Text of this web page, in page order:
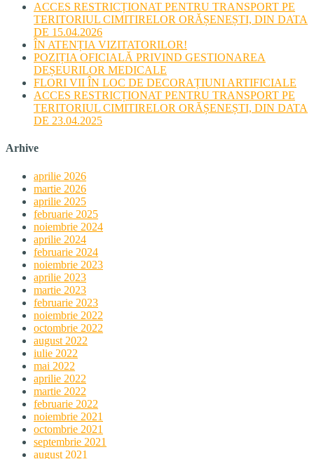
ACCES RESTRICȚIONAT PENTRU TRANSPORT PE
TERITORIUL CIMITIRELOR ORĂȘENEȘTI, DIN DATA
DE 15.04.2026
ÎN ATENȚIA VIZITATORILOR!
POZIȚIA OFICIALĂ PRIVIND GESTIONAREA
DEȘEURILOR MEDICALE
FLORI VII ÎN LOC DE DECORAȚIUNI ARTIFICIALE
ACCES RESTRICȚIONAT PENTRU TRANSPORT PE
TERITORIUL CIMITIRELOR ORĂȘENEȘTI, DIN DATA
DE 23.04.2025
Arhive
aprilie 2026
martie 2026
aprilie 2025
februarie 2025
noiembrie 2024
aprilie 2024
februarie 2024
noiembrie 2023
aprilie 2023
martie 2023
februarie 2023
noiembrie 2022
octombrie 2022
august 2022
iulie 2022
mai 2022
aprilie 2022
martie 2022
februarie 2022
noiembrie 2021
octombrie 2021
septembrie 2021
august 2021